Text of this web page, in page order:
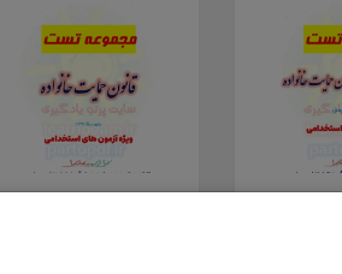
نامه
خانواده